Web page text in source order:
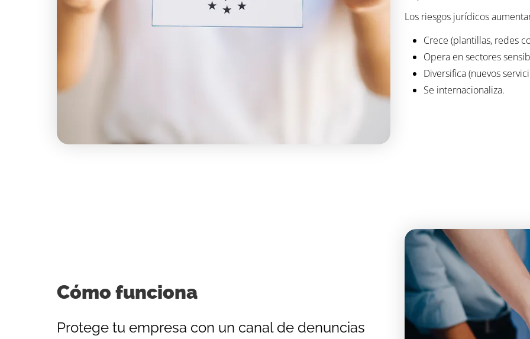
Los riesgos jurídicos
Crece (plantillas, redes
Opera en sectores
Diversifica (nuevos
Se internacionaliza.
Cómo funciona
Protege tu empresa con un canal de denuncias